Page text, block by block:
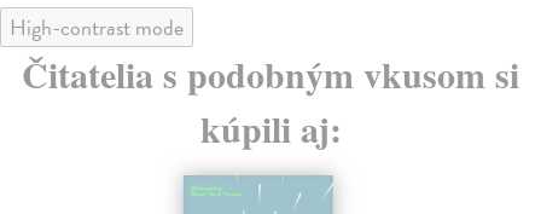
High-contrast mode
Čitatelia s podobným vkusom si
kúpili aj: